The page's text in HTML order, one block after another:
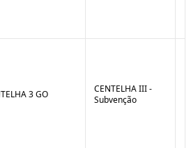
3 GO
CENTELHA III -
Subvenção